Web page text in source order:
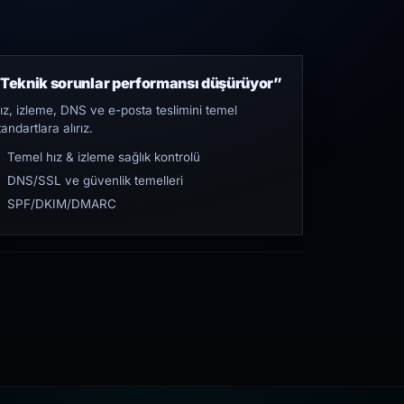
sorunlar performansı düşürüyor”
izleme, DNS ve e-posta teslimini temel
alırız.
Temel hız & izleme sağlık kontrolü
DNS/SSL ve güvenlik temelleri
SPF/DKIM/DMARC